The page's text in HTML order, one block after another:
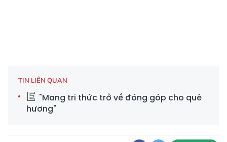
TIN LIÊN QUAN
"Mang tri thức trở về đóng góp cho quê
hương"